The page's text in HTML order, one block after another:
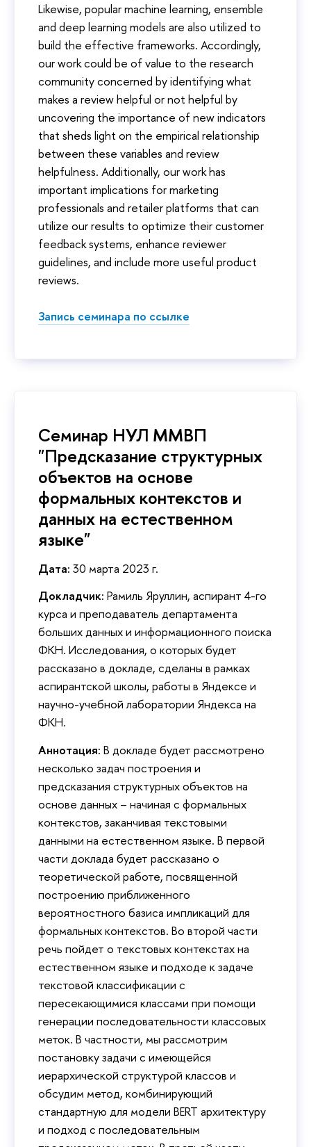
Likewise, popular machine learning, ensemble
and deep learning models are also utilized to
build the effective frameworks. Accordingly,
our work could be of value to the research
community concerned by identifying what
makes a review helpful or not helpful by
uncovering the importance of new indicators
that sheds light on the empirical relationship
between these variables and review
helpfulness. Additionally, our work has
important implications for marketing
professionals and retailer platforms that can
utilize our results to optimize their customer
feedback systems, enhance reviewer
guidelines, and include more useful product
reviews.
Запись семинара по ссылке
Семинар НУЛ ММВП
"Предсказание структурных
объектов на основе
формальных контекстов и
данных на естественном
языке"
Дата: 30 марта 2023 г.
Докладчик: Рамиль Яруллин, аспирант 4-го
курса и преподаватель департамента
больших данных и информационного поиска
ФКН. Исследования, о которых будет
рассказано в докладе, сделаны в рамках
аспирантской школы, работы в Яндексе и
научно-учебной лаборатории Яндекса на
ФКН.
Аннотация: В докладе будет рассмотрено
несколько задач построения и
предсказания структурных объектов на
основе данных – начиная с формальных
контекстов, заканчивая текстовыми
данными на естественном языке. В первой
части доклада будет рассказано о
теоретической работе, посвященной
построению приближенного
вероятностного базиса импликаций для
формальных контекстов. Во второй части
речь пойдет о текстовых контекстах на
естественном языке и подходе к задаче
текстовой классификации с
пересекающимися классами при помощи
генерации последовательности классовых
меток. В частности, мы рассмотрим
постановку задачи с имеющейся
иерархической структурой классов и
обсудим метод, комбинирующий
стандартную для модели BERT архитектуру
и подход с последовательным